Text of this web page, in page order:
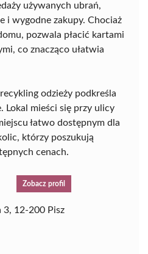
używanych ubrań,
i wygodne zakupy. Chociaż
pozwala płacić kartami
co znacząco ułatwia
odzieży podkreśla
Lokal mieści się przy ulicy
łatwo dostępnym dla
którzy poszukują
cenach.
Zobacz profil
3, 12-200 Pisz